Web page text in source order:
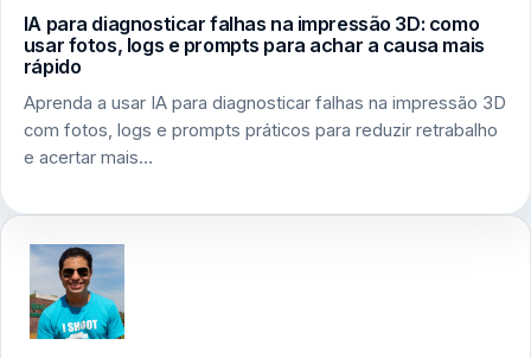
IA para diagnosticar falhas na impressão 3D: como
usar fotos, logs e prompts para achar a causa mais
rápido
Aprenda a usar IA para diagnosticar falhas na impressão 3D
com fotos, logs e prompts práticos para reduzir retrabalho
e acertar mais…